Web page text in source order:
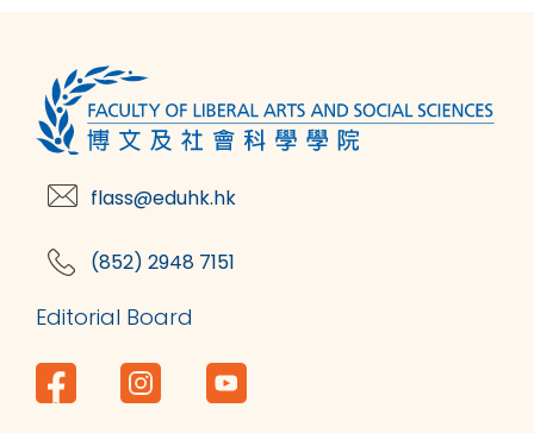
flass@eduhk.hk
(852) 2948 7151
Editorial Board